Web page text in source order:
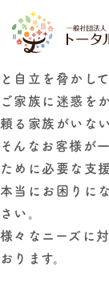
日本のシニアや
り、生活全般を
しかし、このこ
と自立を脅かして
ご家族に迷惑を
頼る家族がいな
そんなお客様が
ために必要な支
本当にお困りに
さい。
様々なニーズに
おります。